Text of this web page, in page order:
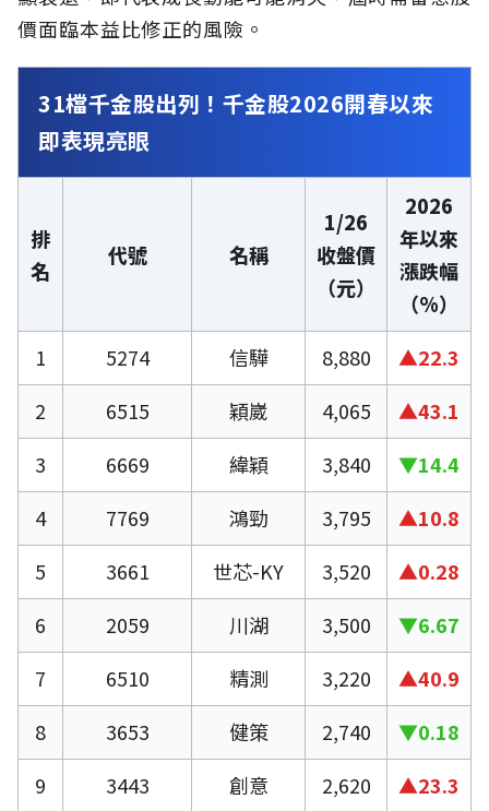
價面臨本益比修正的風險。
31檔千金股出列！千金股2026開春以來
即表現亮眼
排
名
代號 名稱
1/26
收盤價
（元）
2026
年以來
漲跌幅
（%）
1
5274 信驊 8,880
▲22.3
2
6515 穎崴 4,065
▲43.1
3
6669 緯穎 3,840
▼14.4
4
7769 鴻勁 3,795
▲10.8
5
3661 世芯-KY 3,520
▲0.28
6
2059 川湖 3,500
▼6.67
7
6510 精測 3,220
▲40.9
8
3653 健策 2,740
▼0.18
9
3443 創意 2,620
▲23.3